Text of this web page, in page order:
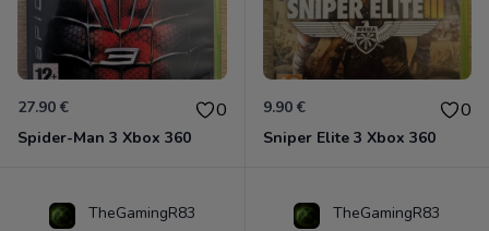
27.90 € 0
Spider-Man 3 Xbox 360
9.90 € 0
Sniper Elite 3 Xbox 360
TheGamingR83 TheGamingR83